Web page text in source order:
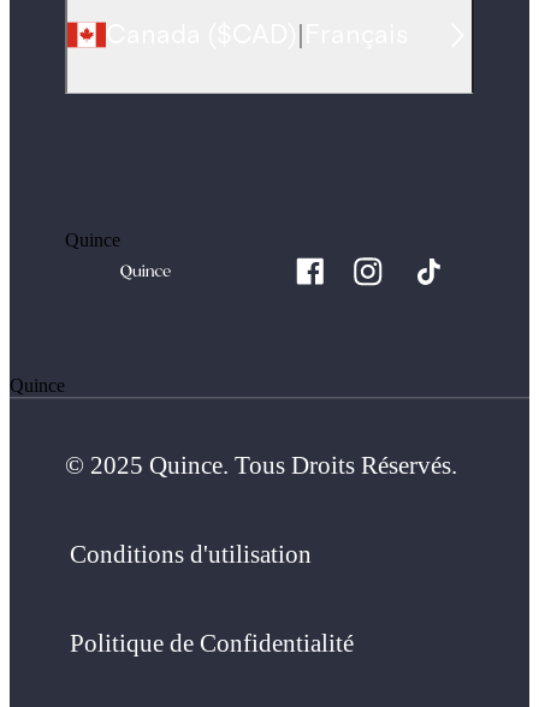
Quince
Quince
© 2025 Quince. Tous Droits Réservés.
Conditions d'utilisation
Politique de Confidentialité